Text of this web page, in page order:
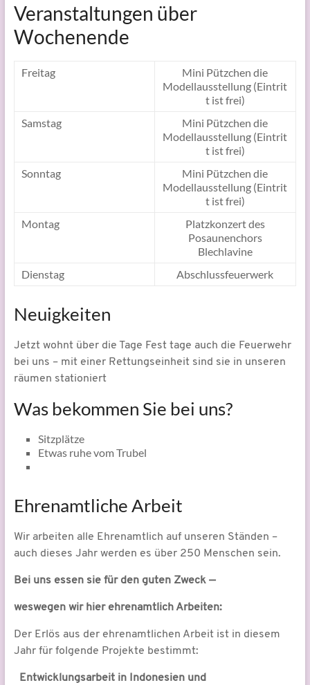
Veranstaltungen über
Wochenende
Freitag
Mini Pützchen die
Modellausstellung (Eintrit
t ist frei)
Samstag
Mini Pützchen die
Modellausstellung (Eintrit
t ist frei)
Sonntag
Mini Pützchen die
Modellausstellung (Eintrit
t ist frei)
Montag
Platzkonzert des
Posaunenchors
Blechlavine
Dienstag
Abschlussfeuerwerk
Neuigkeiten
Jetzt wohnt über die Tage Fest tage auch die Feuerwehr
bei uns – mit einer Rettungseinheit sind sie in unseren
räumen stationiert
Was bekommen Sie bei uns?
Sitzplätze
Etwas ruhe vom Trubel
Ehrenamtliche Arbeit
Wir arbeiten alle Ehrenamtlich auf unseren Ständen –
auch dieses Jahr werden es über 250 Menschen sein.
Bei uns essen sie für den guten Zweck —
weswegen wir hier ehrenamtlich Arbeiten:
Der Erlös aus der ehrenamtlichen Arbeit ist in diesem
Jahr für folgende Projekte bestimmt:
Entwicklungsarbeit in Indonesien und